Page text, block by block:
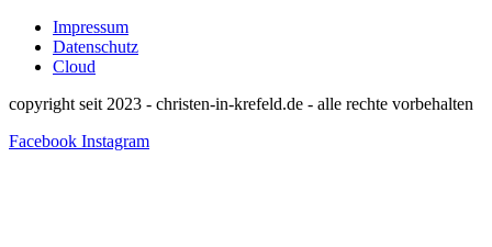
Impressum
Datenschutz
Cloud
copyright seit 2023 - christen-in-krefeld.de - alle rechte vorbehalten
Facebook Instagram